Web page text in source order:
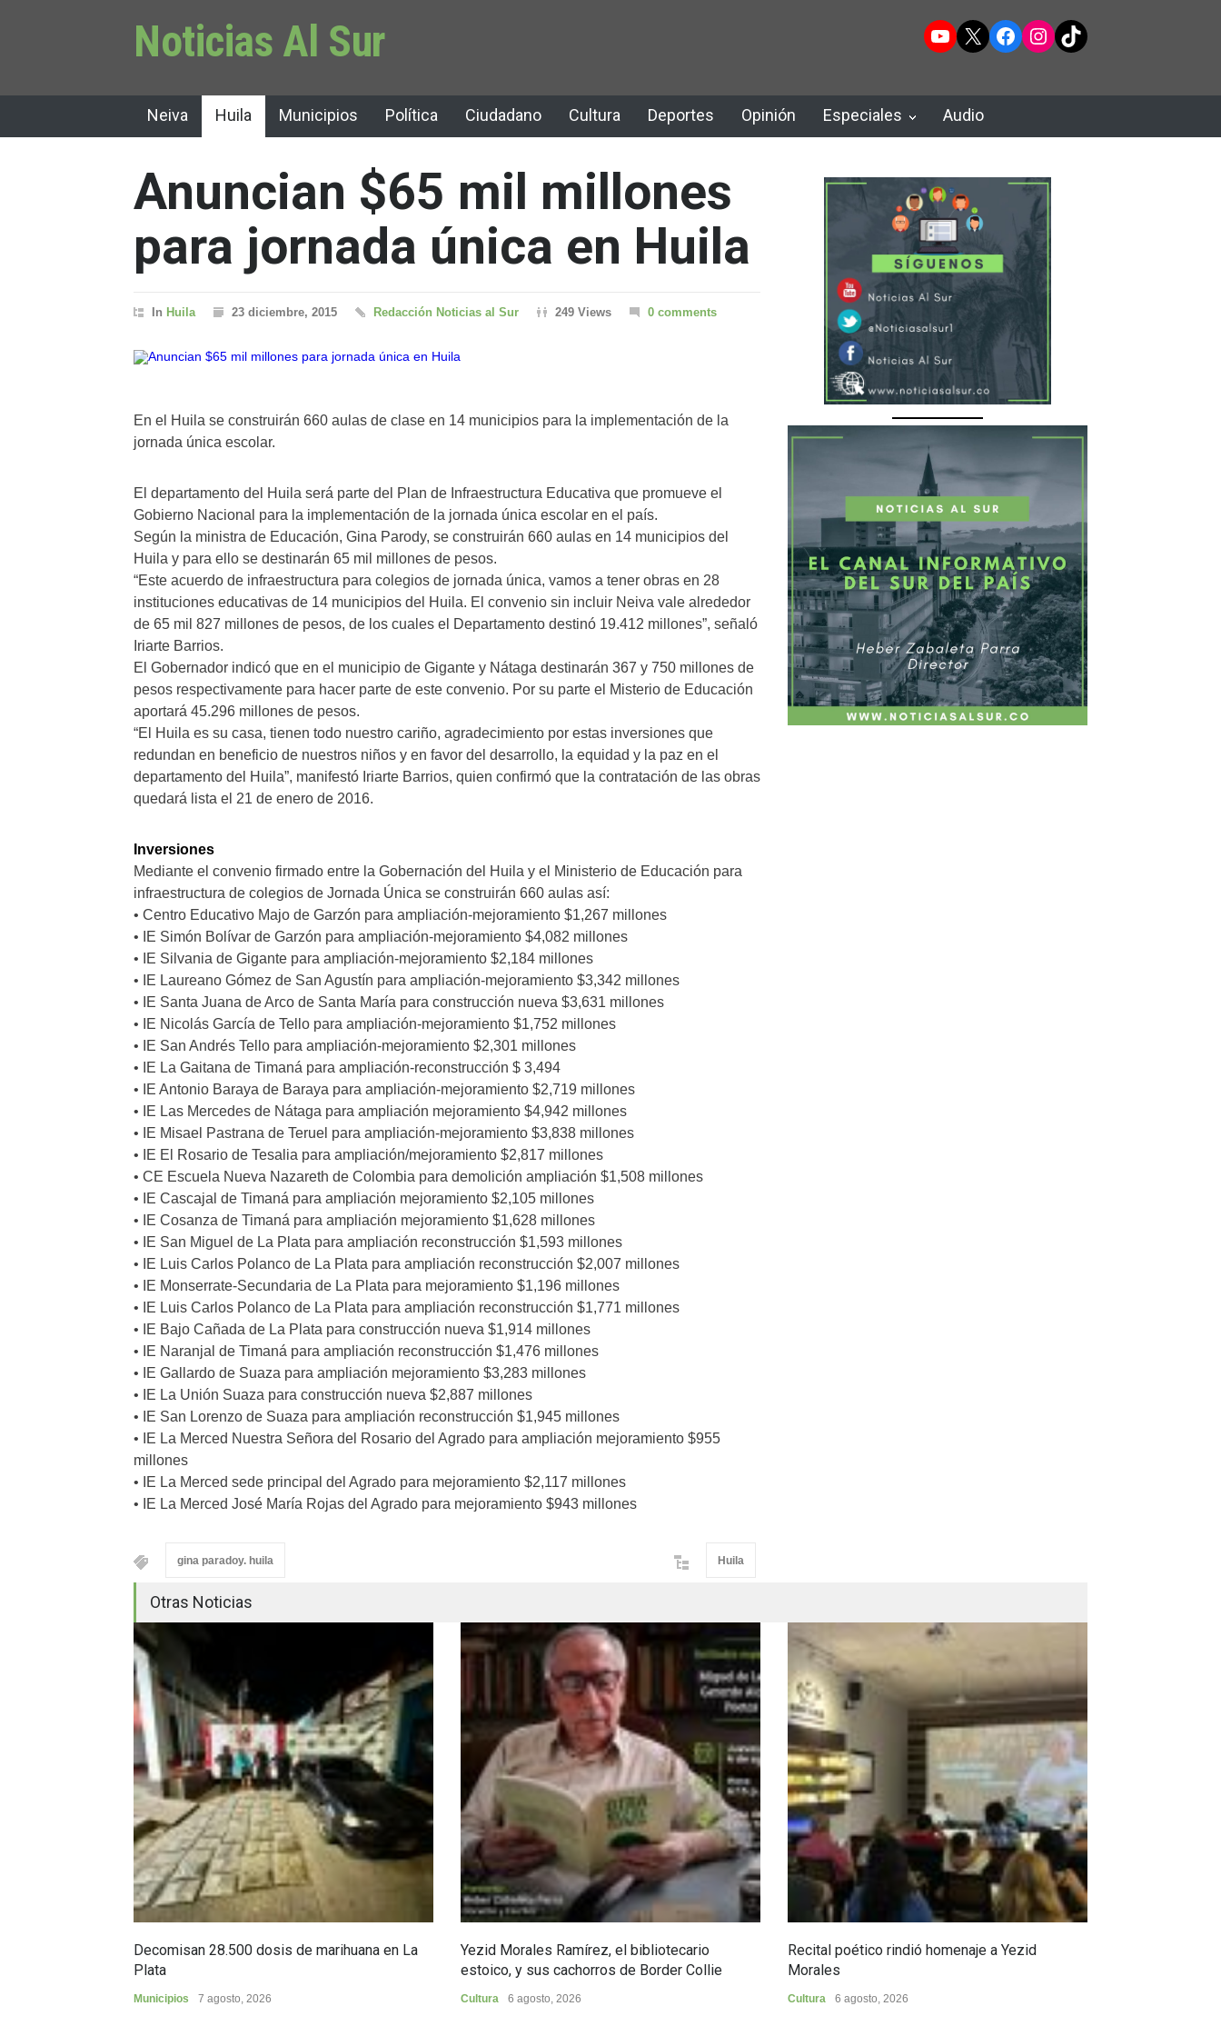
Noticias Al Sur YouTube
X Facebook
Instagram
TikTok
Neiva Huila Municipios Política Ciudadano Cultura Deportes Opinión Especiales Audio
Anuncian $65 mil millones
para jornada única en Huila
In Huila 23 diciembre, 2015 Redacción Noticias al Sur 249 Views 0 comments
En el Huila se construirán 660 aulas de clase en 14 municipios para la implementación de la
jornada única escolar.
El departamento del Huila será parte del Plan de Infraestructura Educativa que promueve el
Gobierno Nacional para la implementación de la jornada única escolar en el país.
Según la ministra de Educación, Gina Parody, se construirán 660 aulas en 14 municipios del
Huila y para ello se destinarán 65 mil millones de pesos.
“Este acuerdo de infraestructura para colegios de jornada única, vamos a tener obras en 28
instituciones educativas de 14 municipios del Huila. El convenio sin incluir Neiva vale alrededor
de 65 mil 827 millones de pesos, de los cuales el Departamento destinó 19.412 millones”, señaló
Iriarte Barrios.
El Gobernador indicó que en el municipio de Gigante y Nátaga destinarán 367 y 750 millones de
pesos respectivamente para hacer parte de este convenio. Por su parte el Misterio de Educación
aportará 45.296 millones de pesos.
“El Huila es su casa, tienen todo nuestro cariño, agradecimiento por estas inversiones que
redundan en beneficio de nuestros niños y en favor del desarrollo, la equidad y la paz en el
departamento del Huila”, manifestó Iriarte Barrios, quien confirmó que la contratación de las obras
quedará lista el 21 de enero de 2016.
Inversiones
Mediante el convenio firmado entre la Gobernación del Huila y el Ministerio de Educación para
infraestructura de colegios de Jornada Única se construirán 660 aulas así:
• Centro Educativo Majo de Garzón para ampliación-mejoramiento $1,267 millones
• IE Simón Bolívar de Garzón para ampliación-mejoramiento $4,082 millones
• IE Silvania de Gigante para ampliación-mejoramiento $2,184 millones
• IE Laureano Gómez de San Agustín para ampliación-mejoramiento $3,342 millones
• IE Santa Juana de Arco de Santa María para construcción nueva $3,631 millones
• IE Nicolás García de Tello para ampliación-mejoramiento $1,752 millones
• IE San Andrés Tello para ampliación-mejoramiento $2,301 millones
• IE La Gaitana de Timaná para ampliación-reconstrucción $ 3,494
• IE Antonio Baraya de Baraya para ampliación-mejoramiento $2,719 millones
• IE Las Mercedes de Nátaga para ampliación mejoramiento $4,942 millones
• IE Misael Pastrana de Teruel para ampliación-mejoramiento $3,838 millones
• IE El Rosario de Tesalia para ampliación/mejoramiento $2,817 millones
• CE Escuela Nueva Nazareth de Colombia para demolición ampliación $1,508 millones
• IE Cascajal de Timaná para ampliación mejoramiento $2,105 millones
• IE Cosanza de Timaná para ampliación mejoramiento $1,628 millones
• IE San Miguel de La Plata para ampliación reconstrucción $1,593 millones
• IE Luis Carlos Polanco de La Plata para ampliación reconstrucción $2,007 millones
• IE Monserrate-Secundaria de La Plata para mejoramiento $1,196 millones
• IE Luis Carlos Polanco de La Plata para ampliación reconstrucción $1,771 millones
• IE Bajo Cañada de La Plata para construcción nueva $1,914 millones
• IE Naranjal de Timaná para ampliación reconstrucción $1,476 millones
• IE Gallardo de Suaza para ampliación mejoramiento $3,283 millones
• IE La Unión Suaza para construcción nueva $2,887 millones
• IE San Lorenzo de Suaza para ampliación reconstrucción $1,945 millones
• IE La Merced Nuestra Señora del Rosario del Agrado para ampliación mejoramiento $955
millones
• IE La Merced sede principal del Agrado para mejoramiento $2,117 millones
• IE La Merced José María Rojas del Agrado para mejoramiento $943 millones
gina paradoy. huila Huila
Otras Noticias
Decomisan 28.500 dosis de marihuana en La
Plata
Municipios 7 agosto, 2026
Yezid Morales Ramírez, el bibliotecario
estoico, y sus cachorros de Border Collie
Cultura 6 agosto, 2026
Recital poético rindió homenaje a Yezid
Morales
Cultura 6 agosto, 2026